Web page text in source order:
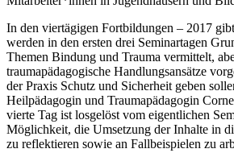
In den viertägigen Fortbildungen – 2017
werden in den ersten drei Seminartagen
Themen Bindung und Trauma vermittelt,
traumapädagogische Handlungsansätze
der Praxis Schutz und Sicherheit geben
Heilpädagogin und Traumapädagogin
vierte Tag ist losgelöst vom eigentlichen
Möglichkeit, die Umsetzung der Inhalte in
zu reflektieren sowie an Fallbeispielen zu